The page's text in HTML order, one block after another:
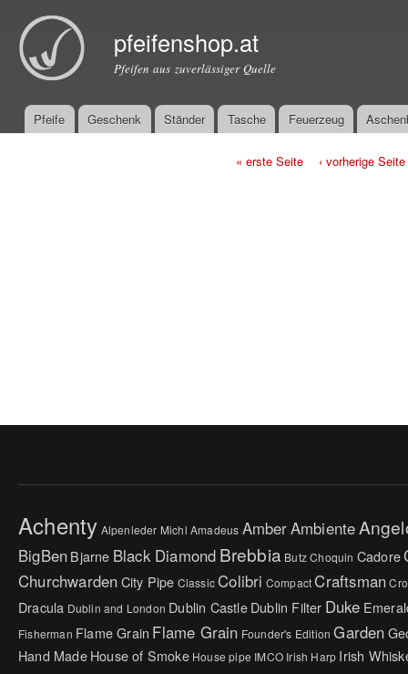
pfeifenshop.at
Pfeifen aus zuverlässiger Quelle
Hauptmenü
Pfeife Geschenk Ständer Tasche Feuerzeug
« erste Seite ‹ vorherige Seite
Achenty Alpenleder Michl Amadeus AmberAmbiente
BigBenBjarne Black Diamond Brebbia Butz Choquin Cadore
ChurchwardenCity Pipe ClassicColibri Compact Craftsman
Dracula Dublin and London Dublin CastleDublin Filter Duke
Fisherman Flame Grain Flame Grain Founder's Edition Garden
Hand MadeHouse of Smoke House pipe IMCO Irish Harp Irish